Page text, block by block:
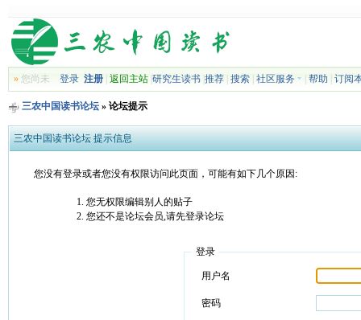
»您尚未 登录 注册| 返回主站| 研究生读书| 推荐| 搜索| 社区服务 帮助 订阅
三农中国读书论坛» 论坛提示
三农中国读书论坛 提示信息
您没有登录或者您没有权限访问此页面，可能有如下几个原因:
您无权限编辑别人的贴子
您还不是论坛会员,请先登录论坛
登录
用户名
密码